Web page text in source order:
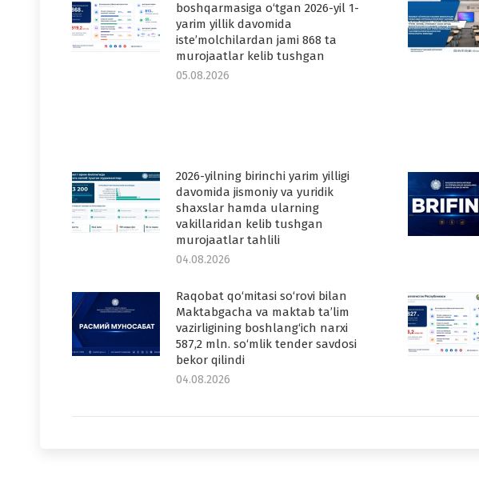
boshqarmasiga o‘tgan 2026-yil 1-
yarim yillik davomida
iste’molchilardan jami 868 ta
murojaatlar kelib tushgan
05.08.2026
2026-yilning birinchi yarim yilligi
davomida jismoniy va yuridik
shaxslar hamda ularning
vakillaridan kelib tushgan
murojaatlar tahlili
04.08.2026
Raqobat qo‘mitasi so‘rovi bilan
Maktabgacha va maktab ta’lim
vazirligining boshlang‘ich narxi
587,2 mln. so‘mlik tender savdosi
bekor qilindi
04.08.2026